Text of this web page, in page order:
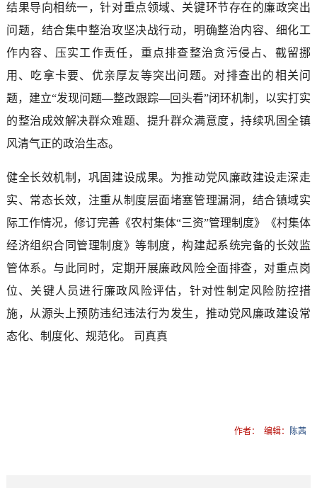
结果导向相统一，针对重点领域、关键环节存在的廉政突出
问题，结合集中整治攻坚决战行动，明确整治内容、细化工
作内容、压实工作责任，重点排查整治贪污侵占、截留挪
用、吃拿卡要、优亲厚友等突出问题。对排查出的相关问
题，建立“发现问题—整改跟踪—回头看”闭环机制，以实打实
的整治成效解决群众难题、提升群众满意度，持续巩固全镇
风清气正的政治生态。
健全长效机制，巩固建设成果。为推动党风廉政建设走深走
实、常态长效，注重从制度层面堵塞管理漏洞，结合镇域实
际工作情况，修订完善《农村集体“三资”管理制度》《村集体
经济组织合同管理制度》等制度，构建起系统完备的长效监
管体系。与此同时，定期开展廉政风险全面排查，对重点岗
位、关键人员进行廉政风险评估，针对性制定风险防控措
施，从源头上预防违纪违法行为发生，推动党风廉政建设常
态化、制度化、规范化。 司真真
作者： 编辑： 陈茜